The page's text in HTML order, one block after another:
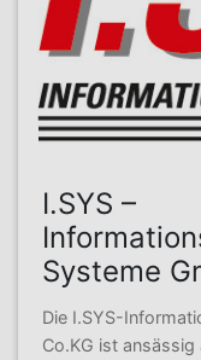
I.SYS –
Systeme
Die I.SYS-
Co.KG ist